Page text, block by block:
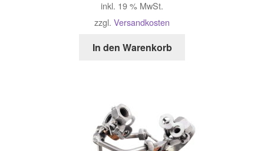
inkl. 19 % MwSt.
zzgl. Versandkosten
In den Warenkorb